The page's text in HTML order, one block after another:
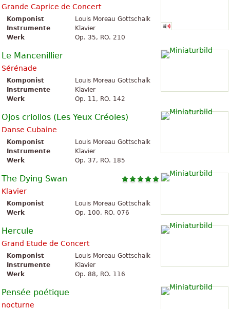
Grande Caprice de Concert
Komponist
Louis Moreau Gottschalk
Instrumente
Klavier
Werk
Op. 35, RO. 210
Le Mancenillier
Sérénade
Komponist
Louis Moreau Gottschalk
Instrumente
Klavier
Werk
Op. 11, RO. 142
Ojos criollos (Les Yeux Créoles)
Danse Cubaine
Komponist
Louis Moreau Gottschalk
Instrumente
Klavier
Werk
Op. 37, RO. 185
The Dying Swan
Klavier
Komponist
Louis Moreau Gottschalk
Werk
Op. 100, RO. 076
Hercule
Grand Etude de Concert
Komponist
Louis Moreau Gottschalk
Instrumente
Klavier
Werk
Op. 88, RO. 116
Pensée poétique
nocturne